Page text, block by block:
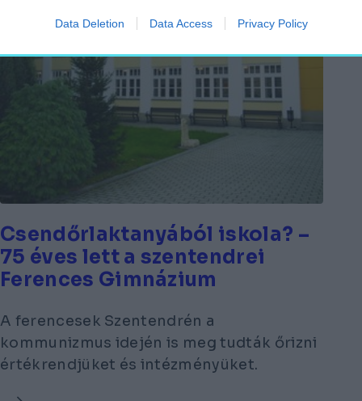
Data Deletion Data Access Privacy Policy
Csendőrlaktanyából iskola? –
75 éves lett a szentendrei
Ferences Gimnázium
A ferencesek Szentendrén a
kommunizmus idején is meg tudták őrizni
értékrendjüket és intézményüket.